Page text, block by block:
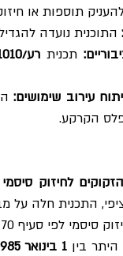
תוספות או
התוכנית נועדה
תכנית רע/1010/ב
עירוב שימושים:
הקרקע.
לחיזוק סיסמי
התכנית חלה על
סעיף 70 לחוק התכנון והבניה
היתר בין 1 בינואר 1985 ל- 3 במארס 1992